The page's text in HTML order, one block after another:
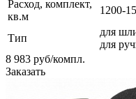
Расход, комплект,
кв.м
1200-
Тип
для
для
8 983 руб/компл.
Заказать